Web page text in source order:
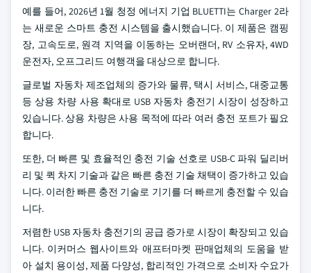
예를 들어, 2026년 1월 청정 에너지 기업 BLUETTI는 Charger 2라
는 새로운 스마트 충전 시스템을 출시했습니다. 이 제품은 캠핑
장, 고속도로, 원격 지역을 이동하는 오버랜더, RV 소유자, 4WD
운전자, 오프그리드 여행객을 대상으로 합니다.
글로벌 자동차 제조업체의 증가와 물류, 택시 서비스, 대중교통
등 상용 차량 사용 확대로 USB 자동차 충전기 시장이 성장하고
있습니다. 상용 차량은 사용 목적에 따라 여러 충전 포트가 필요
합니다.
또한, 더 빠른 및 효율적인 충전 기술 선호로 USB-C 파워 딜리버
리 및 퀵 차지 기술과 같은 빠른 충전 기술 채택이 증가하고 있습
니다. 이러한 빠른 충전 기술로 기기를 더 빠르게 충전할 수 있습
니다.
저렴한 USB 자동차 충전기의 공급 증가로 시장이 확장되고 있습
니다. 이커머스 웹사이트와 애프터마켓 판매업체의 도움을 받
아 설치 용이성, 제품 다양성, 합리적인 가격으로 소비자 수요가